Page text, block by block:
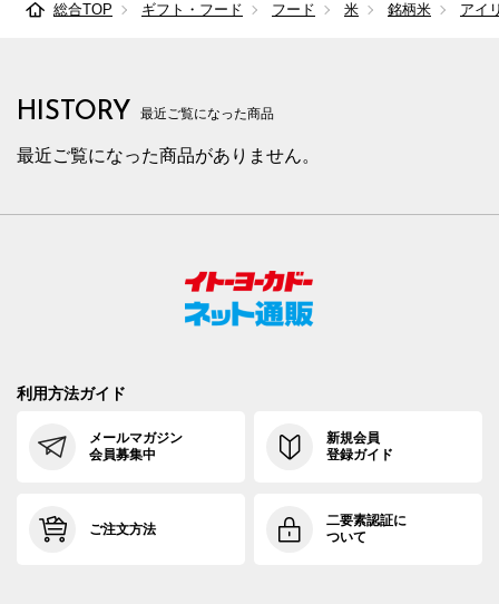
総合TOP ギフト・フード フード 米 銘柄米 アイ
HISTORY 最近ご覧になった商品
最近ご覧になった商品がありません。
利用方法ガイド
メールマガジン
会員募集中
新規会員
登録ガイド
ご注文方法
二要素認証に
ついて